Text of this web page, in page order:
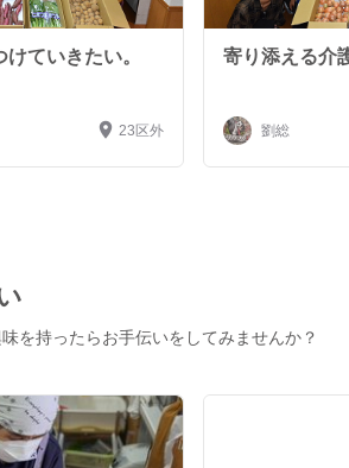
ていきたい。
23区外
寄り添える介
劉総
を持ったらお手伝いをしてみませんか？